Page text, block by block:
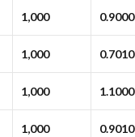
1,000
1,000
1,000
1,000